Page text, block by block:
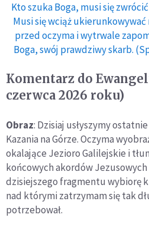
Kto szuka Boga, musi się
Musi się wciąż ukierunkowywać
przed oczyma i wytrwale
Boga, swój prawdziwy skarb.
Komentarz do
czerwca 2026 roku)
Obraz: Dzisiaj usłyszymy
Kazania na Górze. Oczyma
okalające Jezioro Galilejskie i
końcowych akordów
dzisiejszego fragmentu wybiorę
nad którymi zatrzymam się tak
potrzebował.